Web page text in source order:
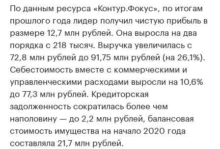
По данным ресурса «Контур.Фокус», по итогам
прошлого года лидер получил чистую прибыль в
размере 12,7 млн рублей. Она выросла на два
порядка с 218 тысяч. Выручка увеличилась с
72,8 млн рублей до 91,75 млн рублей (на 26,1%).
Себестоимость вместе с коммерческими и
управленческими расходами выросли на 10,6%
до 77,3 млн рублей. Кредиторская
задолженность сократилась более чем
наполовину — до 2,2 млн рублей, балансовая
стоимость имущества на начало 2020 года
составляла 21,7 млн рублей.